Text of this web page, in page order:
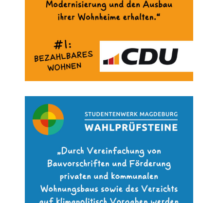
Kita CampusKids
Voranmeldung KiTa-Platz
Anmeldung
Nutzungsbedingungen
AnsprechpartnerInnen
Beratungstermine im Überblick
Unsere Organisation
Verwaltungsrat
Personalrat
Dokumente
Stellenangebote
AnsprechpartnerInnen
Impressum